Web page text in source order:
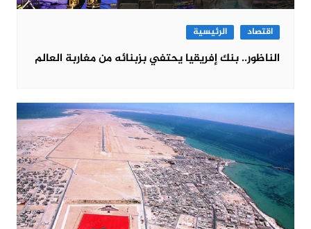
اقتصاد الرئيسية
الناظور.. بنك إفريقيا يحتفي بزبنائه من مغاربة العالم